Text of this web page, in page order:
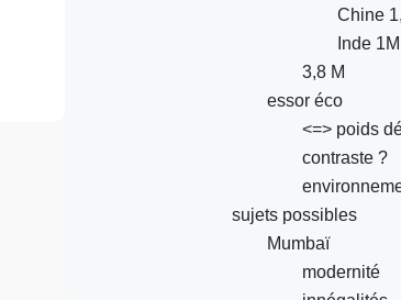
Chine
Inde 1M
3,8 M
essor éco
<=> poids
contraste ?
sujets possibles
Mumbaï
modernité